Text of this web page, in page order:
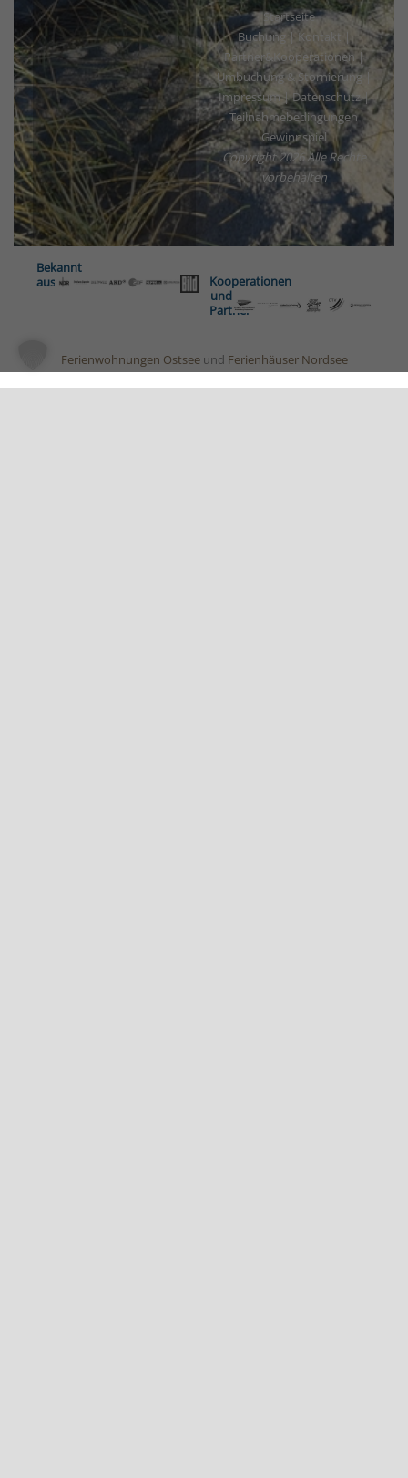
Startseite|
Buchung | Kontakt
Partner&Kooperationen|
Umbuchung & Stornierung|
Impressum|Datenschutz|
Teilnahmebedingungen
Gewinnspiel
Copyright2026 Alle Rechte
vorbehalten
Bekannt
aus
Kooperationen
und
Partner
Ferienwohnungen Ostseeund Ferienhäuser Nordsee